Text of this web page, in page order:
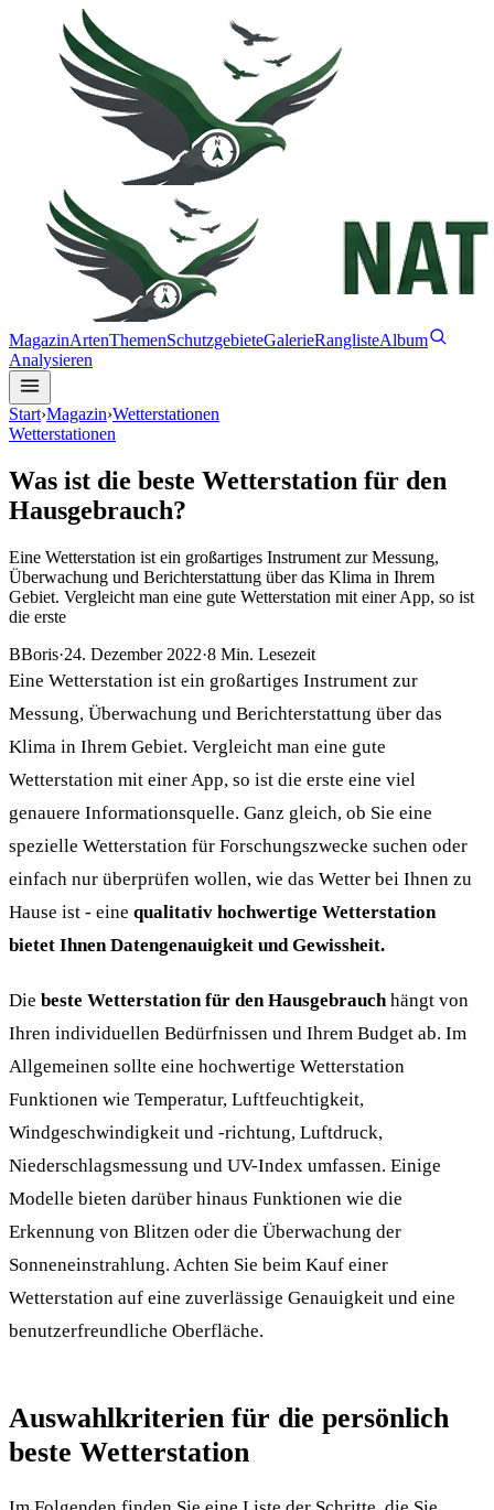
MagazinArtenThemenSchutzgebieteGalerieRanglisteAlbum
Analysieren
Start›Magazin›Wetterstationen
Wetterstationen
Was ist die beste Wetterstation für den
Hausgebrauch?
Eine Wetterstation ist ein großartiges Instrument zur Messung,
Überwachung und Berichterstattung über das Klima in Ihrem
Gebiet. Vergleicht man eine gute Wetterstation mit einer App, so ist
die erste
BBoris·24. Dezember 2022·8 Min. Lesezeit
Eine Wetterstation ist ein großartiges Instrument zur
Messung, Überwachung und Berichterstattung über das
Klima in Ihrem Gebiet. Vergleicht man eine gute
Wetterstation mit einer App, so ist die erste eine viel
genauere Informationsquelle. Ganz gleich, ob Sie eine
spezielle Wetterstation für Forschungszwecke suchen oder
einfach nur überprüfen wollen, wie das Wetter bei Ihnen zu
Hause ist - eine qualitativ hochwertige Wetterstation
bietet Ihnen Datengenauigkeit und Gewissheit.
Die beste Wetterstation für den Hausgebrauch hängt von
Ihren individuellen Bedürfnissen und Ihrem Budget ab. Im
Allgemeinen sollte eine hochwertige Wetterstation
Funktionen wie Temperatur, Luftfeuchtigkeit,
Windgeschwindigkeit und -richtung, Luftdruck,
Niederschlagsmessung und UV-Index umfassen. Einige
Modelle bieten darüber hinaus Funktionen wie die
Erkennung von Blitzen oder die Überwachung der
Sonneneinstrahlung. Achten Sie beim Kauf einer
Wetterstation auf eine zuverlässige Genauigkeit und eine
benutzerfreundliche Oberfläche.
Auswahlkriterien für die persönlich
beste Wetterstation